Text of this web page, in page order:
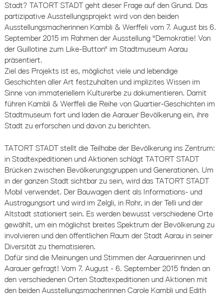
Stadt? TATORT STADT geht dieser Frage auf den Grund. Das
partizipative Ausstellungsprojekt wird von den beiden
Ausstellungsmacherinnen Kambli & Werffeli vom 7. August bis 6.
September 2015 im Rahmen der Ausstellung "Demokratie! Von
der Guillotine zum Like-Button" im Stadtmuseum Aarau
präsentiert.
Ziel des Projekts ist es, möglichst viele und lebendige
Geschichten aller Art festzuhalten und implizites Wissen im
Sinne von immateriellem Kulturerbe zu dokumentieren. Damit
führen Kambli & Werffeli die Reihe von Quartier-Geschichten im
Stadtmuseum fort und laden die Aarauer Bevölkerung ein, ihre
Stadt zu erforschen und davon zu berichten.
TATORT STADT stellt die Teilhabe der Bevölkerung ins Zentrum:
in Stadtexpeditionen und Aktionen schlägt TATORT STADT
Brücken zwischen Bevölkerungsgruppen und Generationen. Um
in der ganzen Stadt sichtbar zu sein, wird das TATORT STADT
Mobil verwendet. Der Bauwagen dient als Informations- und
Austragungsort und wird im Zelgli, in Rohr, in der Telli und der
Altstadt stationiert sein. Es werden bewusst verschiedene Orte
gewählt, um ein möglichst breites Spektrum der Bevölkerung zu
involvieren und den öffentlichen Raum der Stadt Aarau in seiner
Diversität zu thematisieren.
Dafür sind die Meinungen und Stimmen der Aarauerinnen und
Aarauer gefragt! Vom 7. August - 6. September 2015 finden an
den verschiedenen Orten Stadtexpeditionen und Aktionen mit
den beiden Ausstellungsmacherinnen Carole Kambli und Edith